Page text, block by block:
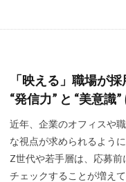
「映える」職場が
“発信力” と “美意識
近年、企業のオフィスや
な視点が求められるよう
Z世代や若手層は、応募
チェックすることが増え